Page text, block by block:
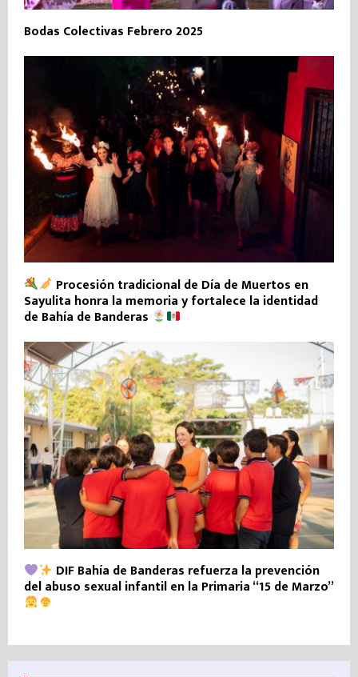
Bodas Colectivas Febrero 2025
Procesión tradicional de Día de Muertos en
Sayulita honra la memoria y fortalece la identidad
de Bahía de Banderas
DIF Bahía de Banderas refuerza la prevención
del abuso sexual infantil en la Primaria “15 de Marzo”